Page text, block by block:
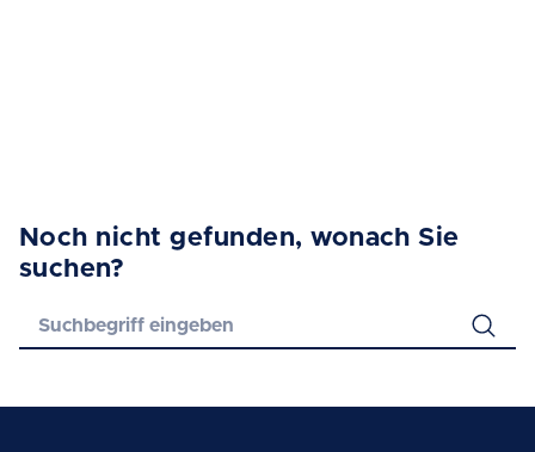
Noch nicht gefunden, wonach Sie
suchen?